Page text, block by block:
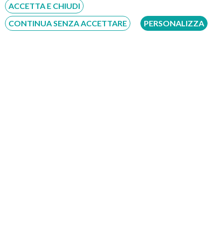
ACCETTA E CHIUDI
CONTINUA SENZA ACCETTARE
PERSONALIZZA
Gastroscopia in sedazione cosciente: alcune
esperienze